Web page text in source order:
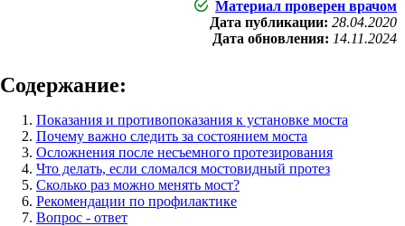
Материал проверен врачом
Дата публикации: 28.04.2020
Дата обновления: 14.11.2024
Содержание:
Показания и противопоказания к установке моста
Почему важно следить за состоянием моста
Осложнения после несъемного протезирования
Что делать, если сломался мостовидный протез
Сколько раз можно менять мост?
Рекомендации по профилактике
Вопрос - ответ